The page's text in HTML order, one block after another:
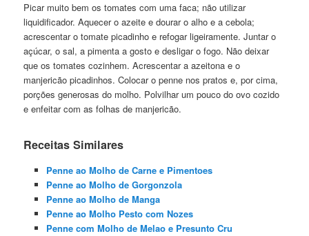
Picar muito bem os tomates com uma faca; não utilizar
liquidificador. Aquecer o azeite e dourar o alho e a cebola;
acrescentar o tomate picadinho e refogar ligeiramente. Juntar o
açúcar, o sal, a pimenta a gosto e desligar o fogo. Não deixar
que os tomates cozinhem. Acrescentar a azeitona e o
manjericão picadinhos. Colocar o penne nos pratos e, por cima,
porções generosas do molho. Polvilhar um pouco do ovo cozido
e enfeitar com as folhas de manjericão.
Receitas Similares
Penne ao Molho de Carne e Pimentoes
Penne ao Molho de Gorgonzola
Penne ao Molho de Manga
Penne ao Molho Pesto com Nozes
Penne com Molho de Melao e Presunto Cru